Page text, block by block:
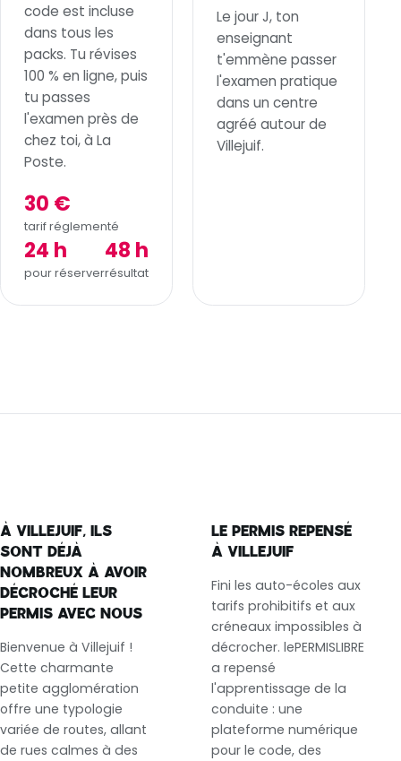
code est incluse
dans tous les
packs. Tu révises
100 % en ligne, puis
tu passes
l'examen près de
chez toi, à La
Poste.
30 €
tarif réglementé
24 h
pour réserver
48 h
résultat
Le jour J, ton
enseignant
t'emmène passer
l'examen pratique
dans un centre
agréé autour de
Villejuif.
À VILLEJUIF, ILS
SONT DÉJÀ
NOMBREUX À AVOIR
DÉCROCHÉ LEUR
PERMIS AVEC NOUS
Bienvenue à Villejuif !
Cette charmante
petite agglomération
offre une typologie
variée de routes, allant
de rues calmes à des
LE PERMIS REPENSÉ
À VILLEJUIF
Fini les auto-écoles aux
tarifs prohibitifs et aux
créneaux impossibles à
décrocher. lePERMISLIBRE
a repensé
l'apprentissage de la
conduite : une
plateforme numérique
pour le code, des